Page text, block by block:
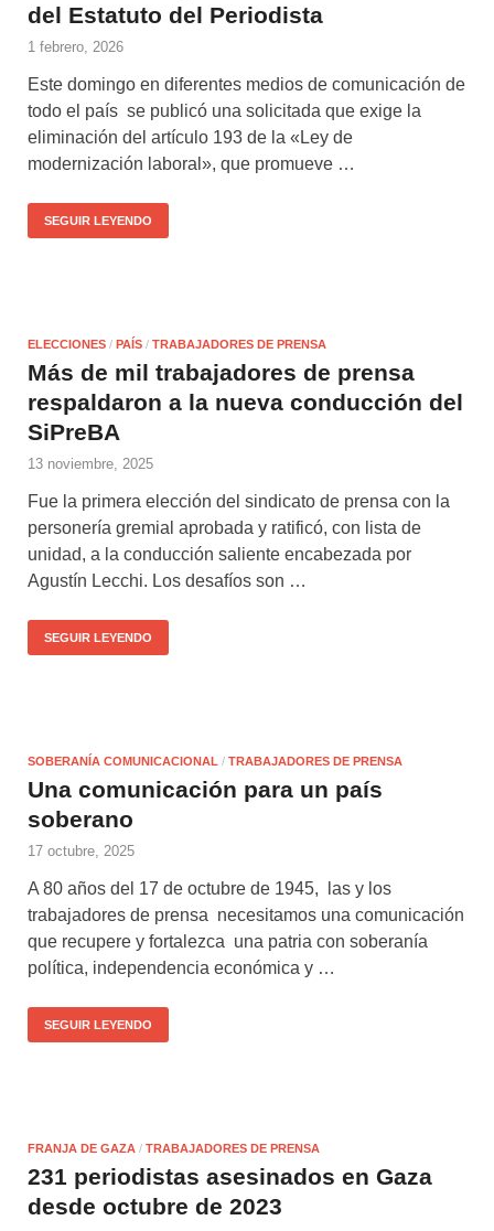
del Estatuto del Periodista
1 febrero, 2026
Este domingo en diferentes medios de comunicación de
todo el país se publicó una solicitada que exige la
eliminación del artículo 193 de la «Ley de
modernización laboral», que promueve …
SEGUIR LEYENDO
ELECCIONES / PAÍS / TRABAJADORES DE PRENSA
Más de mil trabajadores de prensa
respaldaron a la nueva conducción del
SiPreBA
13 noviembre, 2025
Fue la primera elección del sindicato de prensa con la
personería gremial aprobada y ratificó, con lista de
unidad, a la conducción saliente encabezada por
Agustín Lecchi. Los desafíos son …
SEGUIR LEYENDO
SOBERANÍA COMUNICACIONAL / TRABAJADORES DE PRENSA
Una comunicación para un país
soberano
17 octubre, 2025
A 80 años del 17 de octubre de 1945, las y los
trabajadores de prensa necesitamos una comunicación
que recupere y fortalezca una patria con soberanía
política, independencia económica y …
SEGUIR LEYENDO
FRANJA DE GAZA / TRABAJADORES DE PRENSA
231 periodistas asesinados en Gaza
desde octubre de 2023